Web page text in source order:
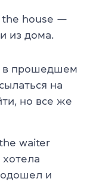
the house —
из дома.
в прошедшем
на
но все же
waiter
и